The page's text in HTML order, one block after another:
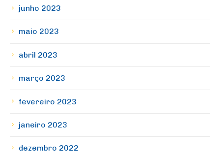
junho 2023
maio 2023
abril 2023
março 2023
fevereiro 2023
janeiro 2023
dezembro 2022